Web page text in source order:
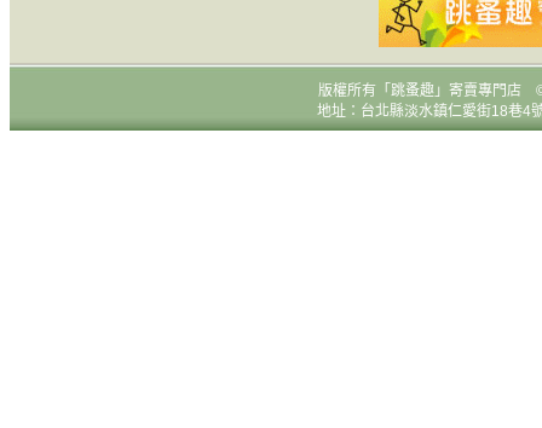
版權所有 「跳蚤趣」寄賣專門
地址：台北縣淡水鎮仁愛街18巷